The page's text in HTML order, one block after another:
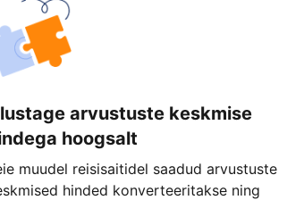
arvustuste keskmise
hoogsalt
muudel reisisaitidel saadud arvustuste
hinded konverteeritakse ning